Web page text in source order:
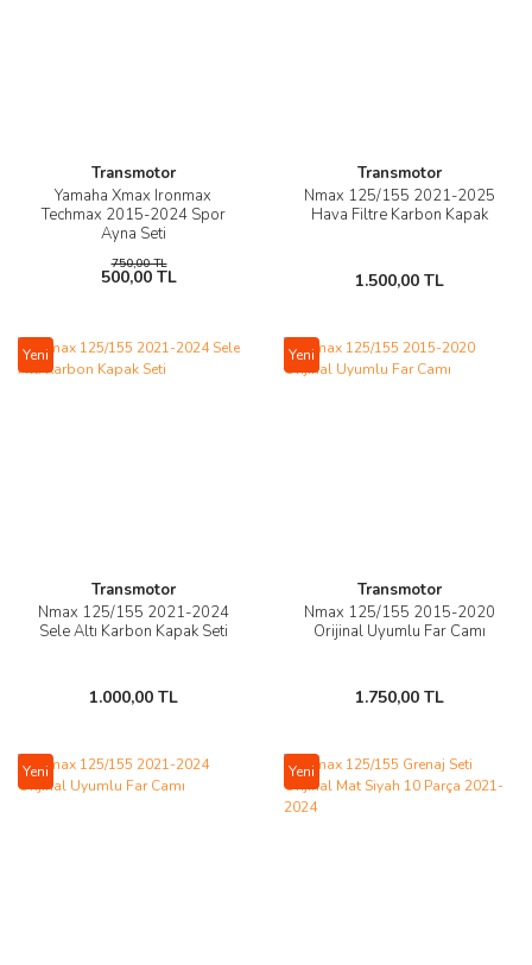
Transmotor
Yamaha Xmax Ironmax
Techmax 2015-2024 Spor
Ayna Seti
750,00 TL
500,00 TL
Transmotor
Nmax 125/155 2021-2025
Hava Filtre Karbon Kapak
1.500,00 TL
Yeni
Transmotor
Nmax 125/155 2021-2024
Sele Altı Karbon Kapak Seti
1.000,00 TL
Yeni
Transmotor
Nmax 125/155 2015-2020
Orijinal Uyumlu Far Camı
1.750,00 TL
Yeni Yeni